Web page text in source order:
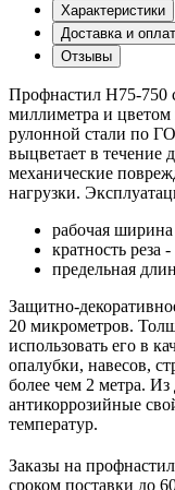
Характеристики
Доставка и
Отзывы
Профнастил Н75-750
миллиметра и цветом
рулонной стали по
выцветает в течение
механические
нагрузки.
рабочая
кратность реза
предельная
Защитно-
20 микрометров.
использовать его в
опалубки, навесов,
более чем 2 метра.
антикоррозийные
температур.
Заказы на
сроком поставки до